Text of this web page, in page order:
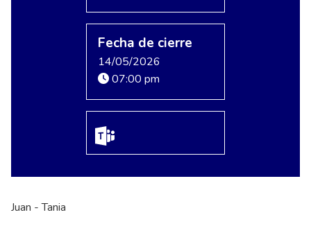
Fecha de cierre
14/05/2026
07:00 pm
Juan - Tania